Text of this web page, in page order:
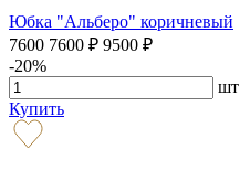
Юбка "Альберо" коричневый
7600 7600 ₽ 9500 ₽
-20%
шт
Купить